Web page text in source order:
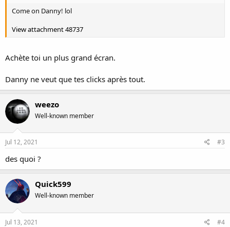
Come on Danny! lol
View attachment 48737
Achète toi un plus grand écran.
Danny ne veut que tes clicks après tout.
weezo
Well-known member
Jul 12, 2021 #3
des quoi ?
Quick599
Well-known member
Jul 13, 2021 #4